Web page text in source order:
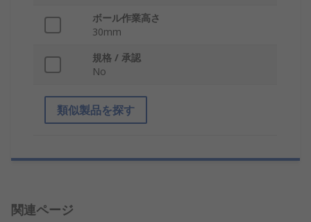
ボール作業高さ
30mm
規格 / 承認
No
類似製品を探す
関連ページ